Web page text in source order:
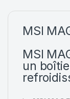
MSI
MSI
un